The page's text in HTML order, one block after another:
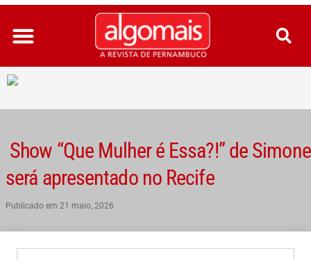
Ir
para
conteúdo
Show “Que Mulher é Essa?!” de Simone
será apresentado no Recife
Publicado em 21 maio, 2026